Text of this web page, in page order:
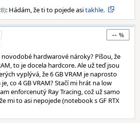
: Hádám, že ti to pojede asitakhle.
--
novodobé hardwarové nároky? Píšou, že
to je docela hardcore. Ale už teď jsou
vyplývá, že 6 GB VRAM je naprosto
co 4 GB VRAM? Stačí mi hrát na low
enforcenutý Ray Tracing, což už samo
mi to asi nepojede (notebook s GF RTX